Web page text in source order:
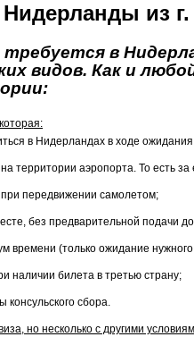
из
требуется в
видов. Как и
в Нидерландах в ходе ожидания
на территории аэропорта. То есть
при передвижении самолетом;
без предварительной подачи
времени (только ожидание
наличии билета в третью страну;
консульского сбора.
но несколько с другими